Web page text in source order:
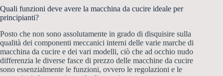
Quali funzioni deve avere la macchina da cucire ideale per
principianti?
Posto che non sono assolutamente in grado di disquisire sulla
qualità dei componenti meccanici interni delle varie marche di
macchina da cucire e dei vari modelli, ciò che ad occhio nudo
differenzia le diverse fasce di prezzo delle macchine da cucire
sono essenzialmente le funzioni, ovvero le regolazioni e le